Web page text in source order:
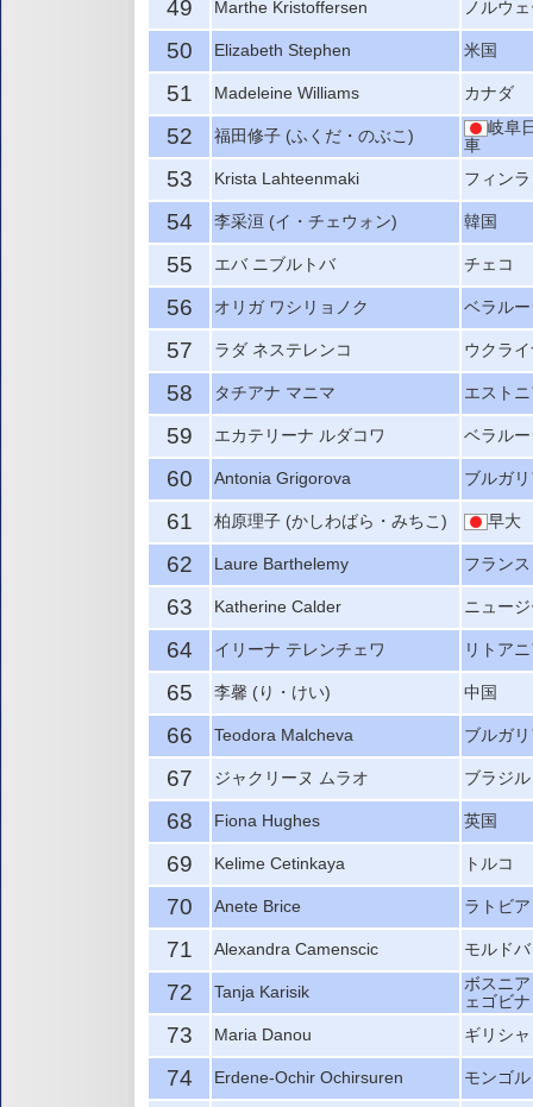
49 Marthe Kristoffersen ノルウ
50 Elizabeth Stephen 米国
51 Madeleine Williams カナダ
52 福田修子 (ふくだ・のぶこ)
岐阜
車
53 Krista Lahteenmaki フィン
54 李采洹 (イ・チェウォン) 韓国
55 エバ ニブルトバ チェコ
56 オリガ ワシリョノク ベラル
57 ラダ ネステレンコ ウクラ
58 タチアナ マニマ エスト
59 エカテリーナ ルダコワ ベラル
60 Antonia Grigorova ブルガ
61 柏原理子 (かしわばら・みちこ) 早大
62 Laure Barthelemy フランス
63 Katherine Calder ニュー
64 イリーナ テレンチェワ リトア
65 李馨 (り・けい) 中国
66 Teodora Malcheva ブルガ
67 ジャクリーヌ ムラオ ブラジル
68 Fiona Hughes 英国
69 Kelime Cetinkaya トルコ
70 Anete Brice ラトビア
71 Alexandra Camenscic モルドバ
72 Tanja Karisik
ボスニ
ェゴビナ
73 Maria Danou ギリシャ
74 Erdene-Ochir Ochirsuren モンゴル